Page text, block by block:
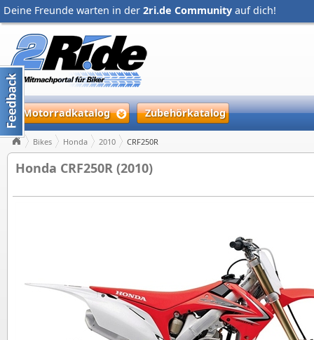
Deine Freunde warten in der 2ri.de Community auf dich!
Motorradkatalog Zubehörkatalog
Bikes Honda 2010 CRF250R
Honda CRF250R (2010)